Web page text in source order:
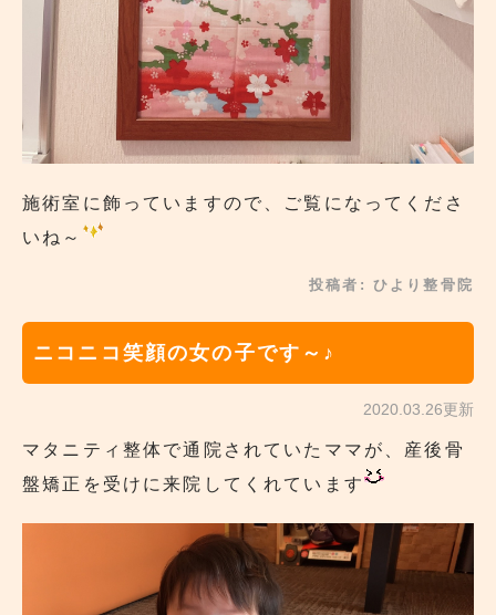
施術室に飾っていますので、ご覧になってくださ
いね～
投稿者: ひより整骨院
ニコニコ笑顔の女の子です～♪
2020.03.26更新
マタニティ整体で通院されていたママが、産後骨
盤矯正を受けに来院してくれています